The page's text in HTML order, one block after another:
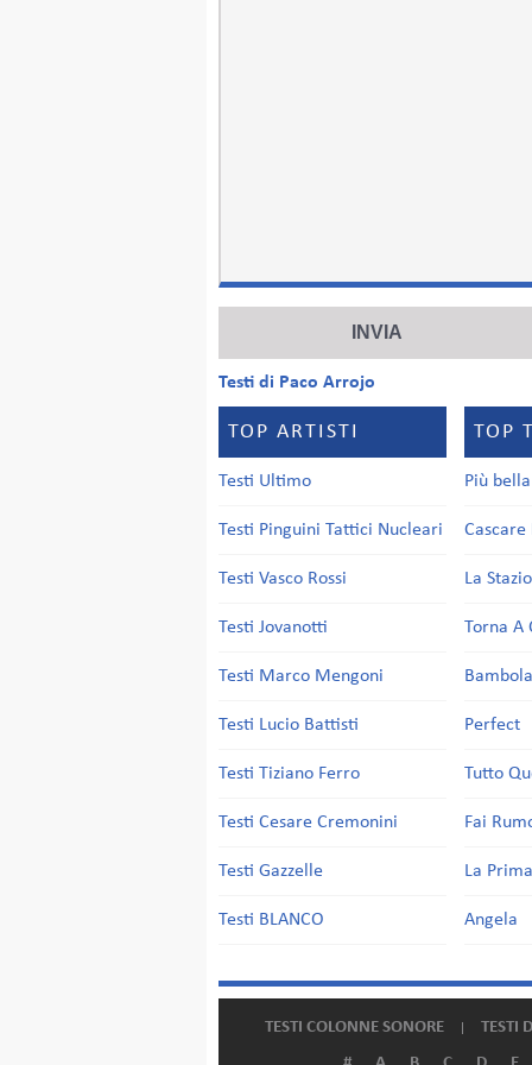
Testi di Paco Arrojo
TOP ARTISTI
Testi Ultimo
Testi Pinguini Tattici Nucleari
Testi Vasco Rossi
Testi Jovanotti
Testi Marco Mengoni
Testi Lucio Battisti
Testi Tiziano Ferro
Testi Cesare Cremonini
Testi Gazzelle
Testi BLANCO
TOP
Più
Cascare
La
Torna A
Bambola
Perfect
Tutto
Fai
La
Angela
TESTI COLONNE SONORE TESTI